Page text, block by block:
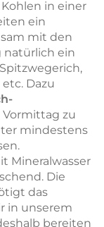
in einer
ein
mit den
natürlich ein
Dazu
Vormittag zu
mindestens
Mineralwasser
Die
das
in unserem
bereiten